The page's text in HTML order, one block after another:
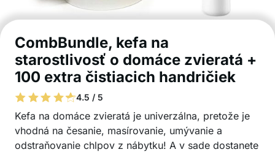
CombBundle, kefa na
starostlivosť o domáce zvieratá +
100 extra čistiacich handričiek
4.5 / 5
Kefa na domáce zvieratá je univerzálna, pretože je
vhodná na česanie, masírovanie, umývanie a
odstraňovanie chlpov z nábytku! A v sade dostanete